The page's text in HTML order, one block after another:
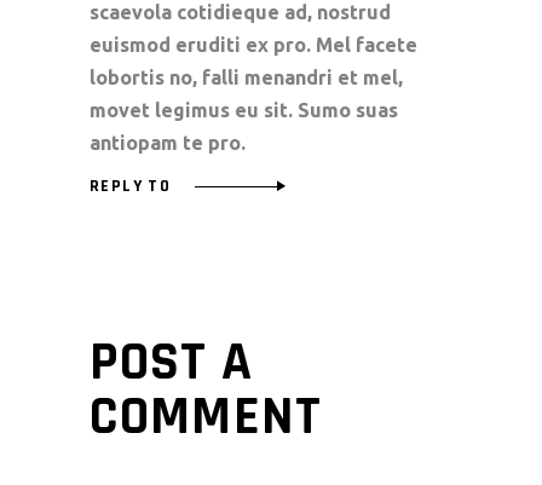
scaevola cotidieque ad, nostrud
euismod eruditi ex pro. Mel facete
lobortis no, falli menandri et mel,
movet legimus eu sit. Sumo suas
antiopam te pro.
REPLY TO
POST A
COMMENT